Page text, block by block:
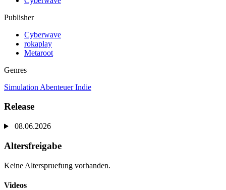
Publisher
Cyberwave
rokaplay
Metaroot
Genres
Simulation AbenteuerIndie
Release
08.06.2026
Altersfreigabe
Keine Alterspruefung vorhanden.
Videos